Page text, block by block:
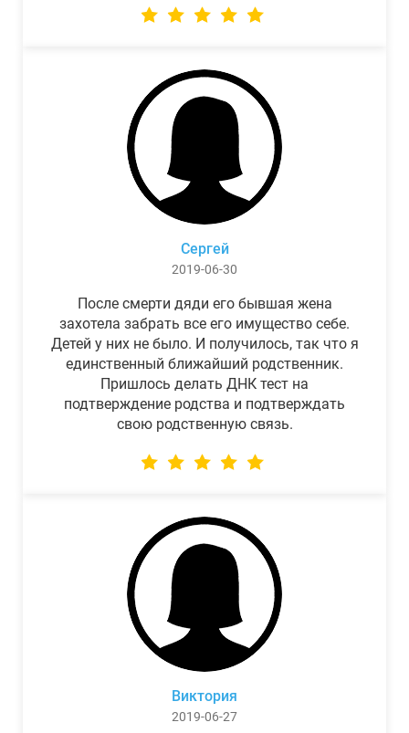
Сергей
2019-06-30
После смерти дяди его бывшая жена
захотела забрать все его имущество себе.
Детей у них не было. И получилось, так что я
единственный ближайший родственник.
Пришлось делать ДНК тест на
подтверждение родства и подтверждать
свою родственную связь.
Виктория
2019-06-27